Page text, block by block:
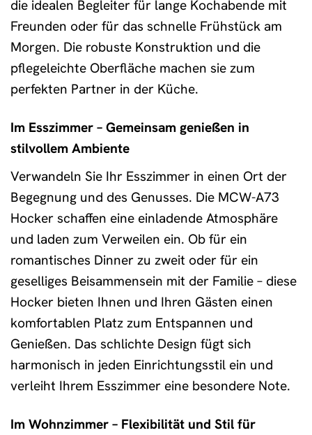
die idealen Begleiter für lange Kochabende mit
Freunden oder für das schnelle Frühstück am
Morgen. Die robuste Konstruktion und die
pflegeleichte Oberfläche machen sie zum
perfekten Partner in der Küche.
Im Esszimmer – Gemeinsam genießen in
stilvollem Ambiente
Verwandeln Sie Ihr Esszimmer in einen Ort der
Begegnung und des Genusses. Die MCW-A73
Hocker schaffen eine einladende Atmosphäre
und laden zum Verweilen ein. Ob für ein
romantisches Dinner zu zweit oder für ein
geselliges Beisammensein mit der Familie – diese
Hocker bieten Ihnen und Ihren Gästen einen
komfortablen Platz zum Entspannen und
Genießen. Das schlichte Design fügt sich
harmonisch in jeden Einrichtungsstil ein und
verleiht Ihrem Esszimmer eine besondere Note.
Im Wohnzimmer – Flexibilität und Stil für